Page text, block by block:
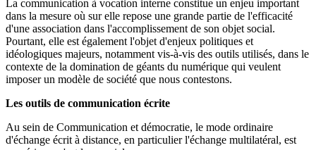
La communication à vocation interne constitue un enjeu important
dans la mesure où sur elle repose une grande partie de l'efficacité
d'une association dans l'accomplissement de son objet social.
Pourtant, elle est également l'objet d'enjeux politiques et
idéologiques majeurs, notamment vis-à-vis des outils utilisés, dans le
contexte de la domination de géants du numérique qui veulent
imposer un modèle de société que nous contestons.
Les outils de communication écrite
Au sein de Communication et démocratie, le mode ordinaire
d'échange écrit à distance, en particulier l'échange multilatéral, est